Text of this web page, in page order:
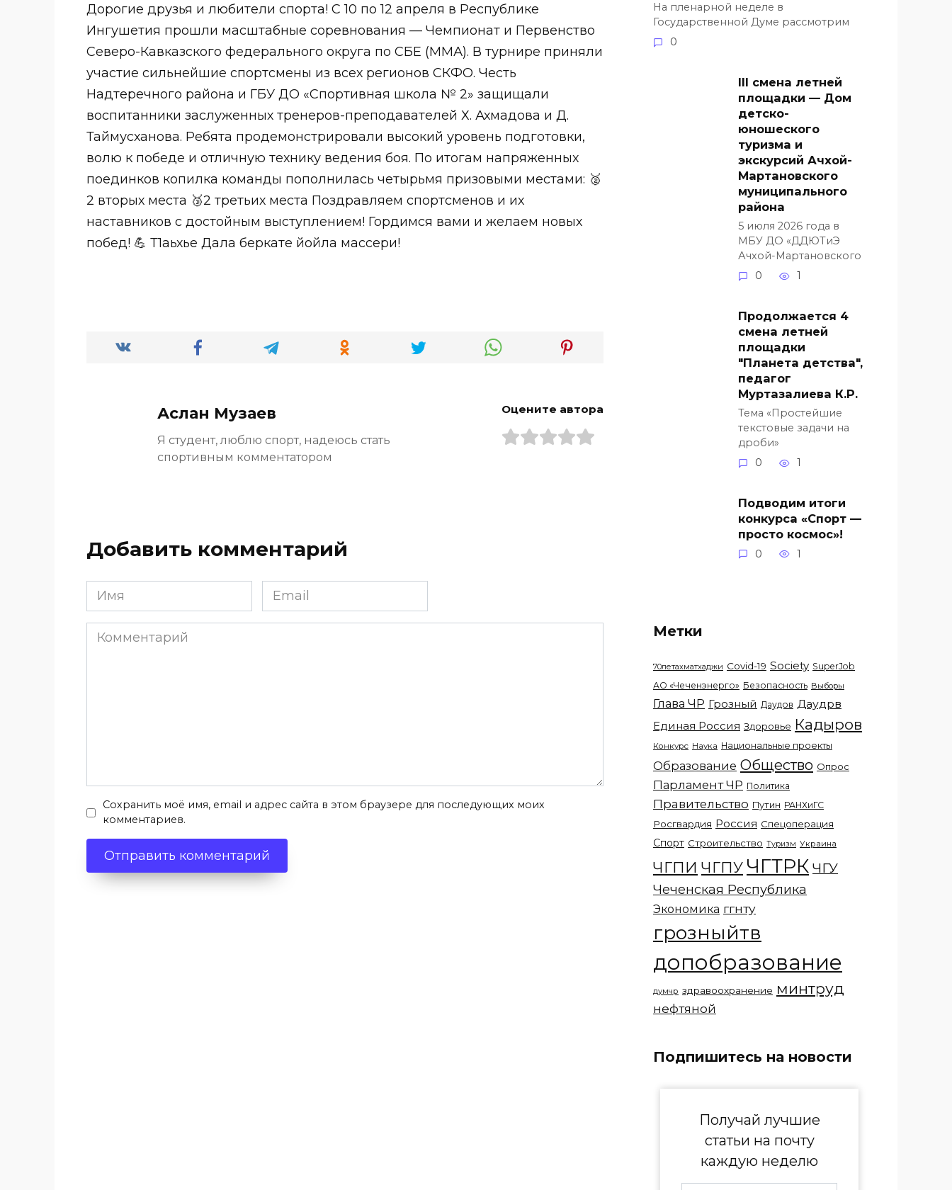
Дорогие друзья и любители спорта! С 10 по 12 апреля в Республике
Ингушетия прошли масштабные соревнования — Чемпионат и Первенство
Северо-Кавказского федерального округа по СБЕ (ММА). В турнире приняли
участие сильнейшие спортсмены из всех регионов СКФО. Честь
Надтеречного района и ГБУ ДО «Спортивная школа № 2» защищали
воспитанники заслуженных тренеров-преподавателей Х. Ахмадова и Д.
Таймусханова. Ребята продемонстрировали высокий уровень подготовки,
волю к победе и отличную технику ведения боя. По итогам напряженных
поединков копилка команды пополнилась четырьмя призовыми местами: 🥈
2 вторых места 🥉2 третьих места Поздравляем спортсменов и их
наставников с достойным выступлением! Гордимся вами и желаем новых
побед! 💪 Т1аьхье Дала беркате йойла массери!
Аслан Музаев
Я студент, люблю спорт, надеюсь стать
спортивным комментатором
Оцените автора
Добавить комментарий
Имя
*
Email
*
Комментарий
Сохранить моё имя, email и адрес сайта в этом браузере для последующих моих
комментариев.
На пленарной неделе в
Государственной Думе рассмотрим
0
III смена летней
площадки — Дом
детско-
юношеского
туризма и
экскурсий Ачхой-
Мартановского
муниципального
района
5 июля 2026 года в
МБУ ДО «ДДЮТиЭ
Ачхой-Мартановского
0
1
Продолжается 4
смена летней
площадки
"Планета детства",
педагог
Муртазалиева К.Р.
Тема «Простейшие
текстовые задачи на
дроби»
0
1
Подводим итоги
конкурса «Спорт —
просто космос»!
0 1
Метки
70летахматхаджи Covid-19 Society SuperJob
АО «Чеченэнерго» Безопасность Выборы
Глава ЧР Грозный Даудов Даудрв
Единая Россия Здоровье Кадыров
Конкурс Наука Национальные проекты
Образование Общество Опрос
Парламент ЧР Политика
Правительство Путин РАНХиГС
Росгвардия Россия Спецоперация
Спорт Строительство Туризм Украина
ЧГПИ ЧГПУ ЧГТРК ЧГУ
Чеченская Республика
Экономика ггнту
грозныйтв
допобразование
думчр здравоохранение минтруд
нефтяной
Подпишитесь на новости
Получай лучшие
статьи на почту
каждую неделю